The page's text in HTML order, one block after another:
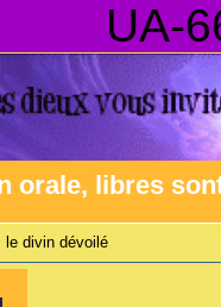
UA-
orale, libres
le divin dévoilé